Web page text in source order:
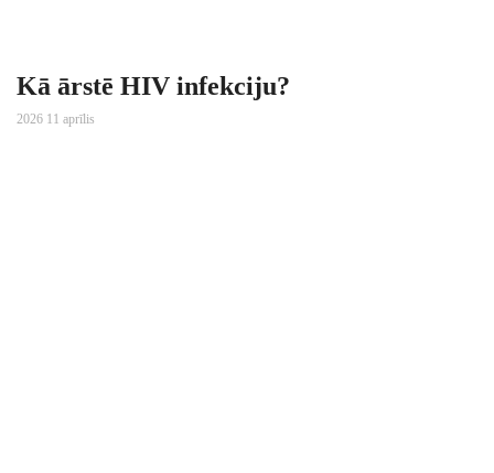
Kā ārstē HIV infekciju?
2026 11 aprīlis